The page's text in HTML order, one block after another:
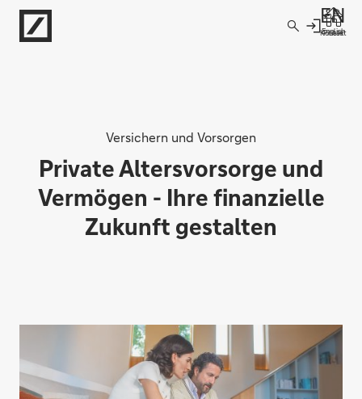
Direkt zur Hauptnavigation (Enter drücken)
Kontakt
English
Filiale
Versichern und Vorsorgen
Private Altersvorsorge und
Vermögen - Ihre finanzielle
Zukunft gestalten